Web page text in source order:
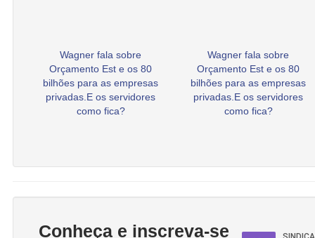
Wagner fala sobre
Orçamento Est e os 80
bilhões para as empresas
privadas.E os servidores
como fica?
Wagner fala sobre
Orçamento Est e os 80
bilhões para as empresas
privadas.E os servidores
como fica?
Conheça e inscreva-se